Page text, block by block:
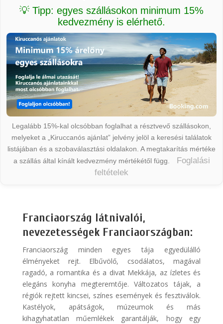
💡 Tipp: egyes szállásokon minimum 15%
kedvezmény is elérhető.
Legalább 15%-kal olcsóbban foglalhat a résztvevő szállásokon,
melyeket a „Kiruccanós ajánlat” jelvény jelöl a keresési találatok
listájában és a szobaválasztási oldalakon. A megtakarítás mértéke
a szállás által kínált kedvezmény mértékétől függ.
Foglalási
feltételek
Franciaország látnivalói,
nevezetességek Franciaországban:
Franciaország minden egyes tája egyedülálló
élményeket rejt. Elbűvölő, csodálatos, magával
ragadó, a romantika és a divat Mekkája, az ízletes és
elegáns konyha megteremtője. Változatos tájak, a
régiók rejtett kincsei, színes események és fesztiválok.
Kastélyok, apátságok, múzeumok és más
kihagyhatatlan műemlékek garantálják, hogy egy